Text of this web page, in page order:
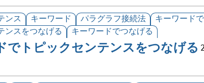
ンス キーワード パラグラフ接続法
キーワード
ンスをつなげる
キーワードでつなげる
でトピックセンテンスをつなげる